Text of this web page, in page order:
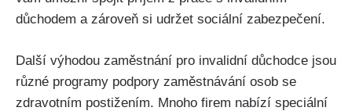
důchodem a zároveň si udržet sociální zabezpečení.
Další výhodou zaměstnání pro invalidní důchodce jsou
různé programy podpory zaměstnávání osob se
zdravotním postižením. Mnoho firem nabízí speciální